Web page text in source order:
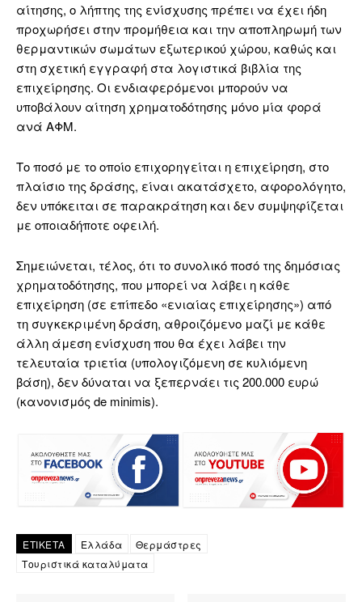
αίτησης, ο λήπτης της ενίσχυσης πρέπει να έχει ήδη
προχωρήσει στην προμήθεια και την αποπληρωμή των
θερμαντικών σωμάτων εξωτερικού χώρου, καθώς και
στη σχετική εγγραφή στα λογιστικά βιβλία της
επιχείρησης. Οι ενδιαφερόμενοι μπορούν να
υποβάλουν αίτηση χρηματοδότησης μόνο μία φορά
ανά ΑΦΜ.
Το ποσό με το οποίο επιχορηγείται η επιχείρηση, στο
πλαίσιο της δράσης, είναι ακατάσχετο, αφορολόγητο,
δεν υπόκειται σε παρακράτηση και δεν συμψηφίζεται
με οποιαδήποτε οφειλή.
Σημειώνεται, τέλος, ότι το συνολικό ποσό της δημόσιας
χρηματοδότησης, που μπορεί να λάβει η κάθε
επιχείρηση (σε επίπεδο «ενιαίας επιχείρησης») από
τη συγκεκριμένη δράση, αθροιζόμενο μαζί με κάθε
άλλη άμεση ενίσχυση που θα έχει λάβει την
τελευταία τριετία (υπολογιζόμενη σε κυλιόμενη
βάση), δεν δύναται να ξεπερνάει τις 200.000 ευρώ
(κανονισμός de minimis).
ΕΤΙΚΕΤΑ Ελλάδα
Θερμάστρες
Τουριστικά καταλύματα